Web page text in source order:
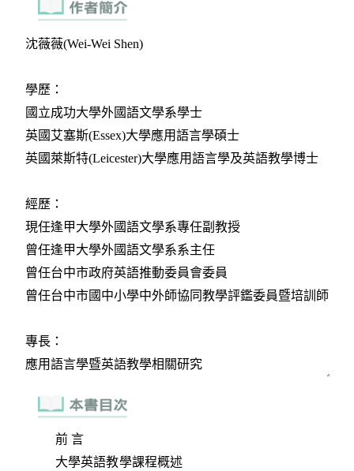
前 言
大學英語教學課程概述